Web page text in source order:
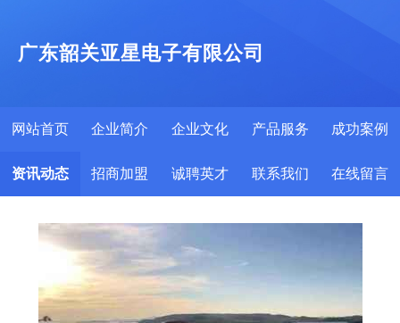
广东韶关亚星电子有限公司
网站首页 企业简介 企业文化 产品服务 成功案例
资讯动态 招商加盟 诚聘英才 联系我们 在线留言